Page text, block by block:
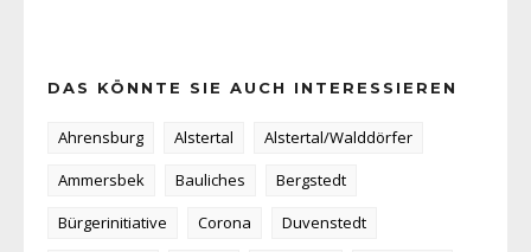
DAS KÖNNTE SIE AUCH INTERESSIEREN
Ahrensburg Alstertal
Alstertal/Walddörfer
Ammersbek
Bauliches
Bergstedt
Bürgerinitiative
Corona
Duvenstedt